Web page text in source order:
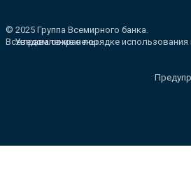
© 2025 Группа Всемирного банка.
Все права сохранены.
Уведомление о порядке